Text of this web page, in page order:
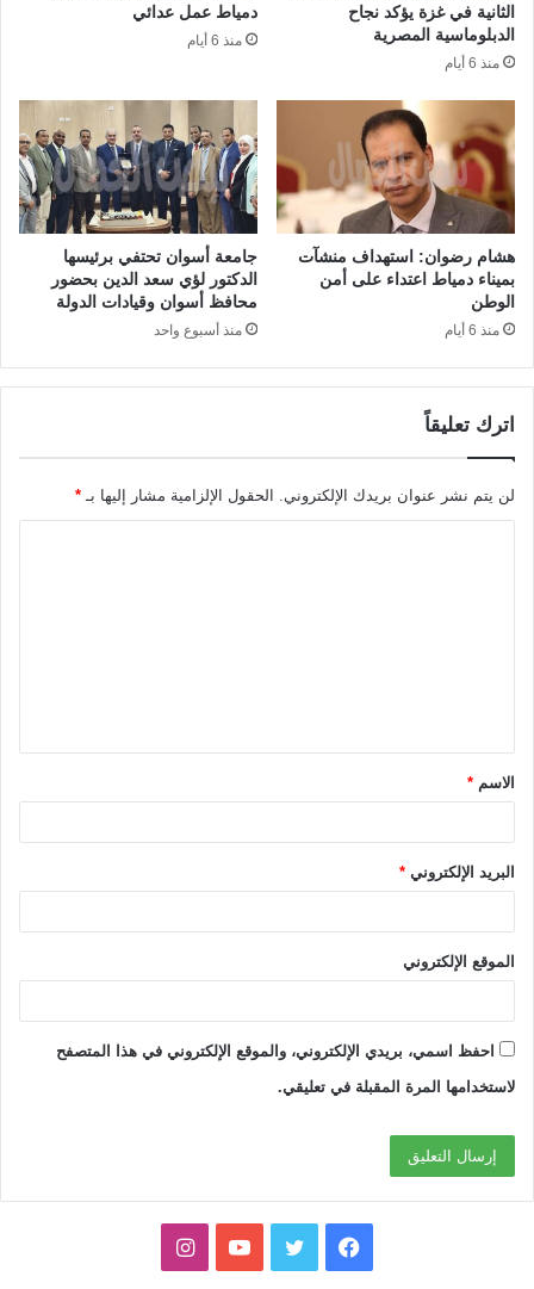
الثانية في غزة يؤكد نجاح
الدبلوماسية المصرية
منذ 6 أيام
دمياط عمل عدائي
منذ 6 أيام
هشام رضوان: استهداف منشآت
بميناء دمياط اعتداء على أمن
الوطن
منذ 6 أيام
جامعة أسوان تحتفي برئيسها
الدكتور لؤي سعد الدين بحضور
محافظ أسوان وقيادات الدولة
منذ أسبوع واحد
اترك تعليقاً
لن يتم نشر عنوان بريدك الإلكتروني. الحقول الإلزامية مشار إليها بـ *
ق
*الاسم *
البريد الإلكتروني *
الموقع الإلكتروني
احفظ اسمي، بريدي الإلكتروني، والموقع الإلكتروني في هذا المتصفح
لاستخدامها المرة المقبلة في تعليقي.